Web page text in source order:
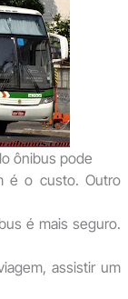
ônibus pode
é o custo. Outro
é mais seguro.
assistir um